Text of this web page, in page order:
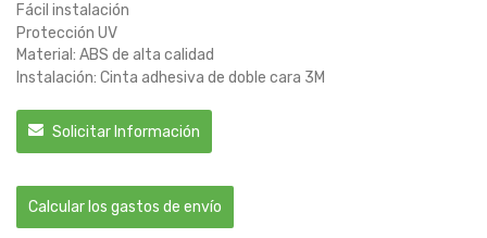
Fácil instalación
Protección UV
Material: ABS de alta calidad
Instalación: Cinta adhesiva de doble cara 3M
Solicitar Información
Calcular los gastos de envío